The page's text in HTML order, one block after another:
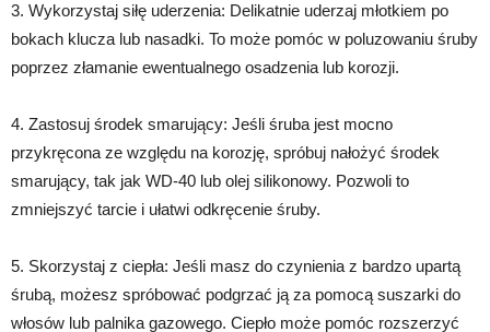
3. Wykorzystaj siłę uderzenia: Delikatnie uderzaj młotkiem po
bokach klucza lub nasadki. To może pomóc w poluzowaniu śruby
poprzez złamanie ewentualnego osadzenia lub korozji.
4. Zastosuj środek smarujący: Jeśli śruba jest mocno
przykręcona ze względu na korozję, spróbuj nałożyć środek
smarujący, tak jak WD-40 lub olej silikonowy. Pozwoli to
zmniejszyć tarcie i ułatwi odkręcenie śruby.
5. Skorzystaj z ciepła: Jeśli masz do czynienia z bardzo upartą
śrubą, możesz spróbować podgrzać ją za pomocą suszarki do
włosów lub palnika gazowego. Ciepło może pomóc rozszerzyć